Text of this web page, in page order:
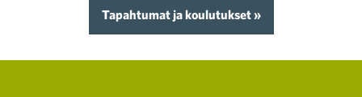
Tapahtumat ja koulutukset »